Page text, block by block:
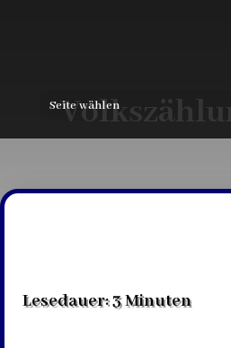
Seite wählen
Lesedauer:3Minuten